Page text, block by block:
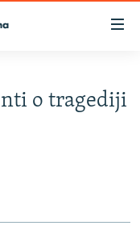
o tragediji